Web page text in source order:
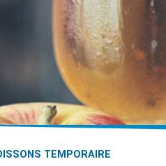
TEMPORAIRE